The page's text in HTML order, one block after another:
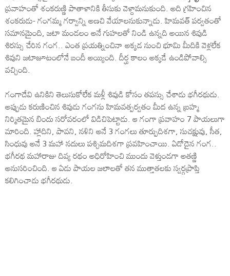
ప్రవాహంతో శంకరుణ్ణి పాతాళానికి తీసుకు వెళ్దామనుకుంది. అది గ్రహించిన
శంకరుడు- గంగమ్మ గర్వాన్ని అణచి వేయాలనుకున్నాడు. హిమవత్‌ పర్వతంతో
సమానమైంది, జటా మండలం అనే గుహలతో నిండి ఉన్నది అయిన శివుడి
శిరస్సు చేరిన గంగ.. ఎంత ప్రయత్నించినా అక్కడ నుంచి భూమి మీదికి వెళ్లలేక
శివుని జటాజూటంలోనే బందీ అయ్యింది. దీర్ఘ కాలం అక్కడే ఉండిపోవాల్సి
వచ్చింది.
గంగాదేవి ఉనికిని తెలుసుకోలేక మళ్లీ శివుడి కోసం తపస్సు చేశాడు భగీరథుడు.
అప్పుడు కరుణించిన శివుడు గంగను హిమవత్పర్వతం మీద ఉన్న బ్రహ్మ
నిర్మితమైన బిందు సరోవరంలో విడిచిపెట్టాడు. ఆ గంగా ప్రవాహం 7 పాయలుగా
మారింది. హ్లాదిని, పావని, నళిని అనే 3 గంగలు తూర్పుదిశగా, సుచక్షువు, సీత,
సింధువు అనే 3 మహా నదులు పశ్చిమదిశగా ప్రవహించాయి. ఏడోదైన గంగ..
భగీరథ మహారాజు దివ్య రథం అధిరోహించి ముందు వెళ్తుండగా అతణ్ణి
అనుసరించింది. ఆ ఏడు పాయల జలాలతో తన ముత్తాతలకు స్వర్గప్రాప్తి
కలిగించాడు భగీరథుడు.